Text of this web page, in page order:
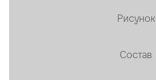
Платки, палантины, шарфы
Рисунок
Состав